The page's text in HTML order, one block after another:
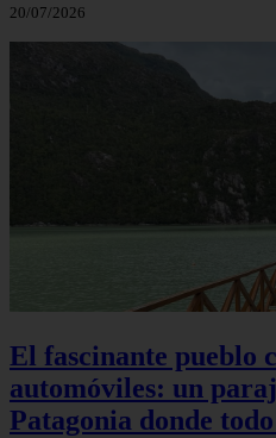
20/07/2026
El fascinante pueblo
automóviles: un
Patagonia donde